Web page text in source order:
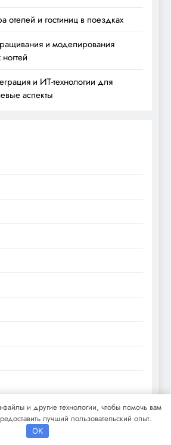
отелей и гостиниц в поездках
и моделирования
и ИТ-технологии для
аспекты
файлы и другие технологии, чтобы помочь вам
лучший пользовательский опыт.
OK